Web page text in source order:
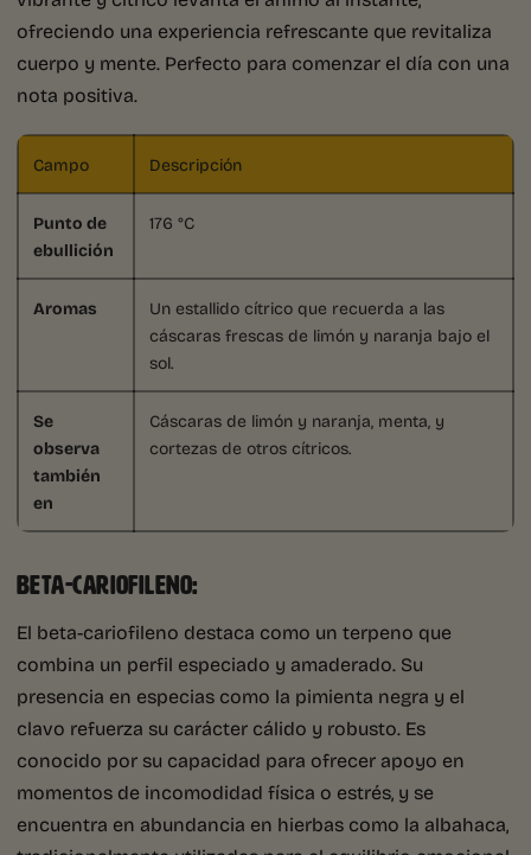
ofreciendo una experiencia refrescante que revitaliza
cuerpo y mente. Perfecto para comenzar el día con una
nota positiva.
Campo Descripción
Punto de
ebullición
176 °C
Aromas
Un estallido cítrico que recuerda a las
cáscaras frescas de limón y naranja bajo el
sol.
Se
observa
también
en
Cáscaras de limón y naranja, menta, y
cortezas de otros cítricos.
BETA-CARIOFILENO:
El beta-cariofileno destaca como un terpeno que
combina un perfil especiado y amaderado. Su
presencia en especias como la pimienta negra y el
clavo refuerza su carácter cálido y robusto. Es
conocido por su capacidad para ofrecer apoyo en
momentos de incomodidad física o estrés, y se
encuentra en abundancia en hierbas como la albahaca,